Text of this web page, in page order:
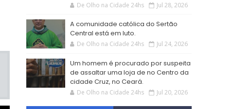
De Olho na Cidade 24hs Jul 28, 2026
A comunidade católica do Sertão
Central está em luto.
De Olho na Cidade 24hs Jul 24, 2026
Um homem é procurado por suspeita
de assaltar uma loja de no Centro da
cidade Cruz, no Ceará.
De Olho na Cidade 24hs Jul 20, 2026